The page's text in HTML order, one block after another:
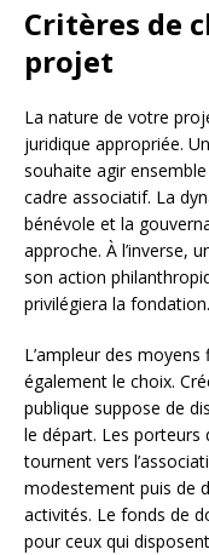
Critères de
projet
La nature de votre
juridique appropriée.
souhaite agir
cadre associatif. La
bénévole et la
approche. À l’inverse,
son action
privilégiera la fondation.
L’ampleur des
également le choix.
publique suppose de
le départ. Les porteurs
tournent vers
modestement puis de
activités. Le fonds de
pour ceux qui